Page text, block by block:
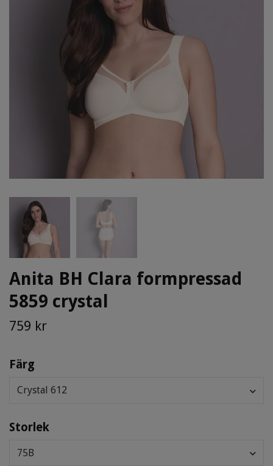
Anita BH Clara formpressad
5859 crystal
759 kr
Färg
Crystal 612
Storlek
75B